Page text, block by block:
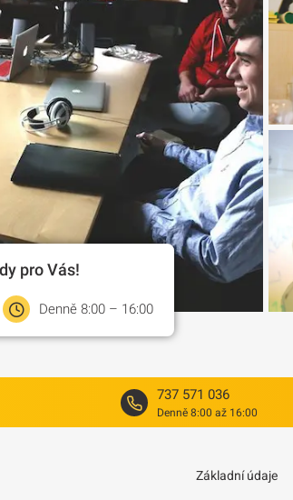
pro Vás!
Denně 8:00 – 16:00
737 571 036
Denně 8:00 až 16:00
Základní údaje